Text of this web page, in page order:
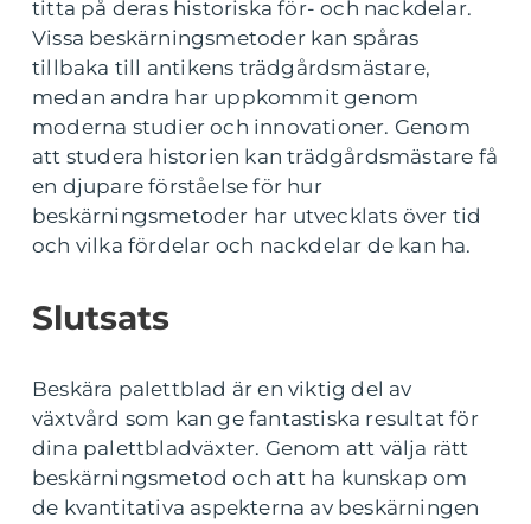
titta på deras historiska för- och nackdelar.
Vissa beskärningsmetoder kan spåras
tillbaka till antikens trädgårdsmästare,
medan andra har uppkommit genom
moderna studier och innovationer. Genom
att studera historien kan trädgårdsmästare få
en djupare förståelse för hur
beskärningsmetoder har utvecklats över tid
och vilka fördelar och nackdelar de kan ha.
Slutsats
Beskära palettblad är en viktig del av
växtvård som kan ge fantastiska resultat för
dina palettbladväxter. Genom att välja rätt
beskärningsmetod och att ha kunskap om
de kvantitativa aspekterna av beskärningen